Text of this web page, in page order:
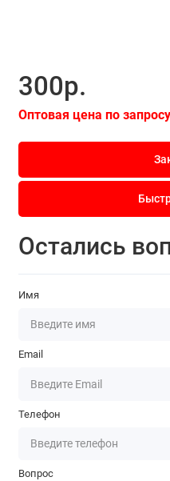
300р.
Оптовая цена по запросу
Остались
Имя
Email
Телефон
Вопрос